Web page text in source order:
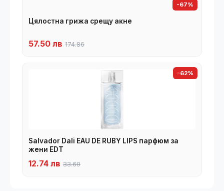
-67%
Цялостна грижа срещу акне
57.50 лв 174.86
-62%
Salvador Dali EAU DE RUBY LIPS парфюм за
жени EDT
12.74 лв 33.69